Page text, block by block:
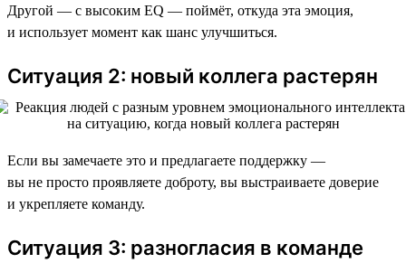
Другой — с высоким EQ — поймёт, откуда эта эмоция,
и использует момент как шанс улучшиться.
Ситуация 2: новый коллега растерян
Если вы замечаете это и предлагаете поддержку —
вы не просто проявляете доброту, вы выстраиваете доверие
и укрепляете команду.
Ситуация 3: разногласия в команде